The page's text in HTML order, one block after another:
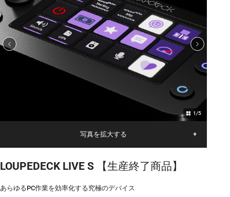
1/5
写真を拡大する +
LOUPEDECK LIVE S 【生産終了商品】
あらゆるPC作業を効率化する究極のデバイス